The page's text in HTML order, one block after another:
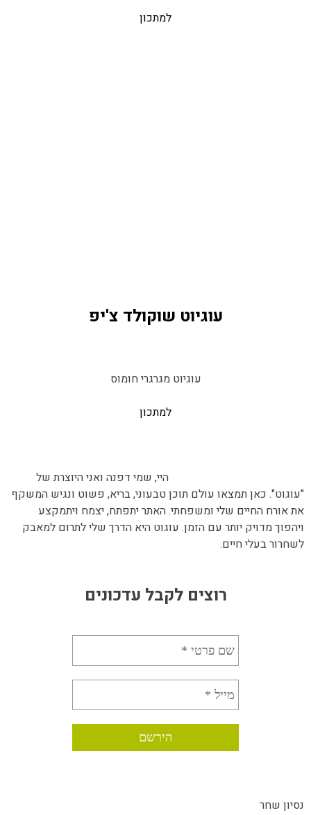
למתכון
עוגיוט שוקולד צ'יפ
עוגיוט מגרגרי חומוס
למתכון
היי, שמי דפנה ואני היוצרת של
"עוגוט". כאן תמצאו עולם תוכן טבעוני, בריא, פשוט ונגיש המשקף
את אורח החיים שלי ומשפחתי. האתר יתפתח, יצמח ויתמקצע
ויהפוך מדויק יותר עם הזמן. עוגוט היא הדרך שלי לתרום למאבק
לשחרור בעלי חיים.
רוצים לקבל עדכונים
נסיון שחר